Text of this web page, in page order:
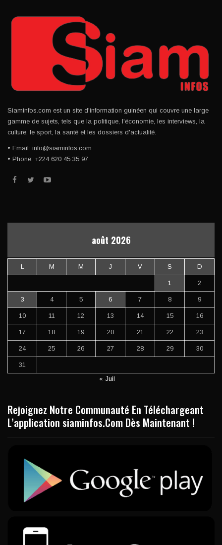
Siaminfos.com est un site d'information guinéen qui couvre une large
gamme de sujets, tels que la politique, l'économie, les interviews, la
culture, le sport, la santé et les dossiers d'actualité.
• Email: info@siaminfos.com
• Phone: +224 620 45 35 97
août 2026
L M M J V S D
1 2
3 4 5 6 7 8 9
10 11 12 13 14 15 16
17 18 19 20 21 22 23
24 25 26 27 28 29 30
31
« Juil
Rejoignez Notre Communauté En Téléchargeant
L’application siaminfos.Com Dès Maintenant !